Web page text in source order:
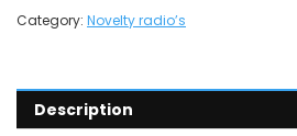
Category: Novelty radio’s
Description